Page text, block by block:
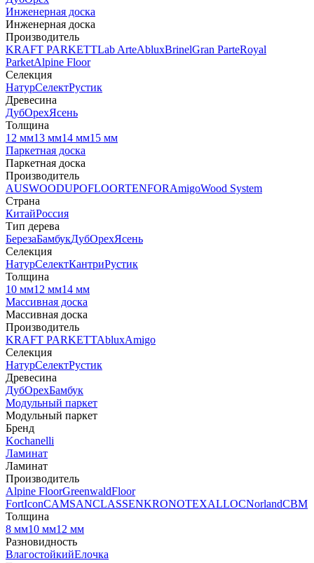
Инженерная доска
Инженерная доска
Производитель
KRAFT PARKETTLab ArteAbluxBrinelGran ParteRoyal
ParketAlpine Floor
Селекция
НатурСелектРустик
Древесина
ДубОрехЯсень
Толщина
12 мм13 мм14 мм15 мм
Паркетная доска
Паркетная доска
Производитель
AUSWOODUPOFLOORTENFORAmigoWood System
Страна
КитайРоссия
Тип дерева
БерезаБамбукДубОрехЯсень
Селекция
НатурСелектКантриРустик
Толщина
10 мм12 мм14 мм
Массивная доска
Массивная доска
Производитель
KRAFT PARKETTAbluxAmigo
Селекция
НатурСелектРустик
Древесина
ДубОрехБамбук
Модульный паркет
Модульный паркет
Бренд
Kochanelli
Ламинат
Ламинат
Производитель
Alpine FloorGreenwaldFloor
FortIconCAMSANCLASSENKRONOTEXALLOCNorlandCBM
Толщина
8 мм10 мм12 мм
Разновидность
ВлагостойкийЕлочка